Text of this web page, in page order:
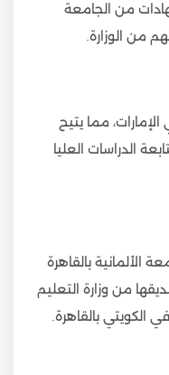
من الجامعة
من الوزارة.
مما يتيح
الدراسات العليا
الألمانية بالقاهرة
من وزارة التعليم
الكويتي بالقاهرة.